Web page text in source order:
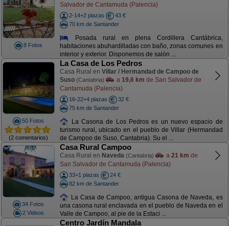
8 Fotos
Salvador de Cantamuda (Palencia)
2-14+2 plazas
43 €
70 km de Santander
Posada rural en plena Cordillera Cantábrica,
habitaciones abuhardilladas con baño, zonas comunes en
interior y exterior. Disponemos de salón ...
50 Fotos
(2 comentarios)
La Casa de Los Pedros
Casa Rural en Villar / Hermandad de Campoo de
Suso (Cantabria) a 19,6 km de San Salvador de
Cantamuda (Palencia)
16-22+4 plazas
32 €
75 km de Santander
La Casona de Los Pedros es un nuevo espacio de
turismo rural, ubicado en el pueblo de Villar (Hermandad
de Campoo de Suso, Cantabria). Su el ...
34 Fotos
2 Videos
Casa Rural Campoo
Casa Rural en Naveda (Cantabria) a 21 km de
San Salvador de Cantamuda (Palencia)
33+1 plazas
24 €
82 km de Santander
La Casa de Campoo, antigua Casona de Naveda, es
una casona rural enclavada en el pueblo de Naveda en el
Valle de Campoo, al pie de la Estaci ...
Centro Jardín Mandala